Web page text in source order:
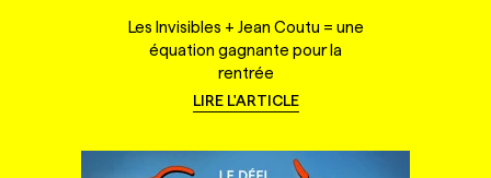
Les Invisibles + Jean Coutu = une
équation gagnante pour la
rentrée
LIRE L'ARTICLE